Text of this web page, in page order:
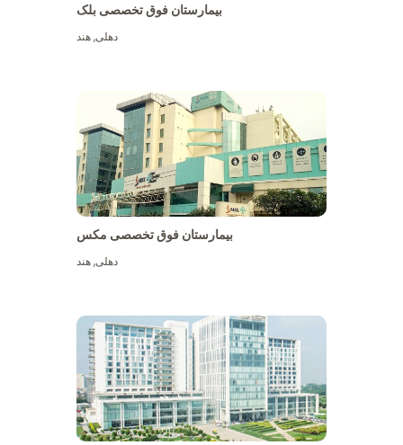
بیمارستان فوق تخصصی بلک
دهلی,هند
بیمارستان فوق تخصصی مکس
دهلی,هند